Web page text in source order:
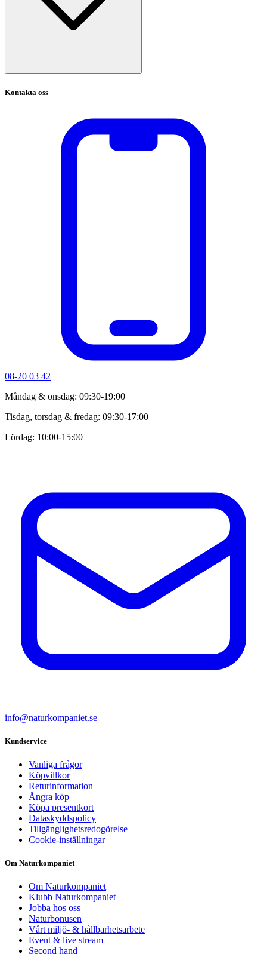
Kontakta oss
08-20 03 42
Måndag & onsdag: 09:30-19:00
Tisdag, torsdag & fredag: 09:30-17:00
Lördag: 10:00-15:00
info@naturkompaniet.se
Kundservice
Vanliga frågor
Köpvillkor
Returinformation
Ångra köp
Köpa presentkort
Dataskyddspolicy
Tillgänglighetsredogörelse
Cookie-inställningar
Om Naturkompaniet
Om Naturkompaniet
Klubb Naturkompaniet
Jobba hos oss
Naturbonusen
Vårt miljö- & hållbarhetsarbete
Event & live stream
Second hand